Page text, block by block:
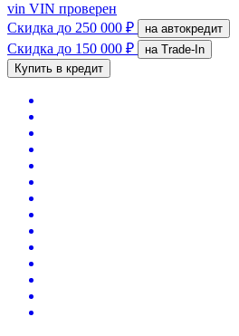
vin VIN проверен
Скидка до 250 000 ₽ на автокредит
Скидка до 150 000 ₽
на Trade-In
Купить в кредит